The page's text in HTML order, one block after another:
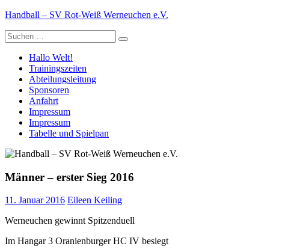
Zum
springen
Handball – SV Rot-Weiß Werneuchen e.V.
Suche
nach:
Hallo Welt!
Trainingszeiten
Abteilungsleitung
Sponsoren
Anfahrt
Impressum
Impressum
Tabelle und Spielpan
Männer – erster Sieg 2016
11. Januar 2016 Eileen Keiling
Werneuchen gewinnt Spitzenduell
Im Hangar 3 Oranienburger HC IV besiegt